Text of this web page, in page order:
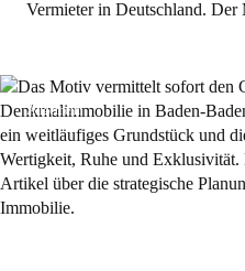
Vermieter in Deutschland.
Allgemein